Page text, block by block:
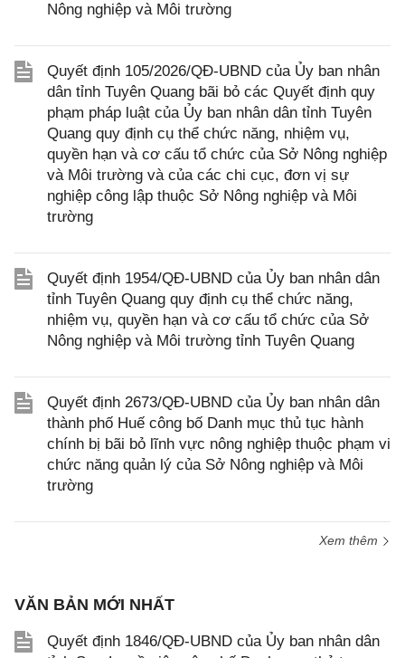
Nông nghiệp và Môi trường
Quyết định 105/2026/QĐ-UBND của Ủy ban nhân
dân tỉnh Tuyên Quang bãi bỏ các Quyết định quy
phạm pháp luật của Ủy ban nhân dân tỉnh Tuyên
Quang quy định cụ thể chức năng, nhiệm vụ,
quyền hạn và cơ cấu tổ chức của Sở Nông nghiệp
và Môi trường và của các chi cục, đơn vị sự
nghiệp công lập thuộc Sở Nông nghiệp và Môi
trường
Quyết định 1954/QĐ-UBND của Ủy ban nhân dân
tỉnh Tuyên Quang quy định cụ thể chức năng,
nhiệm vụ, quyền hạn và cơ cấu tổ chức của Sở
Nông nghiệp và Môi trường tỉnh Tuyên Quang
Quyết định 2673/QĐ-UBND của Ủy ban nhân dân
thành phố Huế công bố Danh mục thủ tục hành
chính bị bãi bỏ lĩnh vực nông nghiệp thuộc phạm vi
chức năng quản lý của Sở Nông nghiệp và Môi
trường
Xem thêm
VĂN BẢN MỚI NHẤT
Quyết định 1846/QĐ-UBND của Ủy ban nhân dân